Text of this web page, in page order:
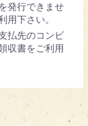
発行できませ
用下さい。
払先のコンビ
収書をご利用